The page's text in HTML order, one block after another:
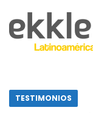
TESTIMONIOS